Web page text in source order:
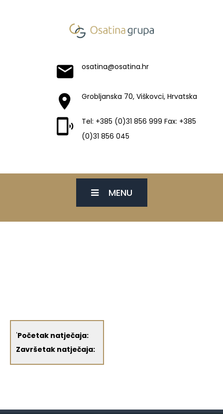
osatina@osatina.hr
Grobljanska 70, Viškovci, Hrvatska
Tel: +385 (0)31 856 999 Fax: +385
(0)31 856 045
MENU
'Početak natječaja:
Završetak natječaja: